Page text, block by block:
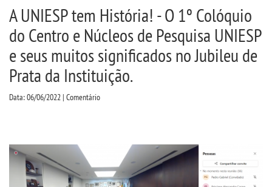
BIBLIOTECA
CPA
CPSA
BACHARELADOS
A UNIESP tem História! - O 1º Colóquio
do Centro e Núcleos de Pesquisa UNIESP
e seus muitos significados no Jubileu de
Prata da Instituição.
Data: 06/06/2022 | Comentário